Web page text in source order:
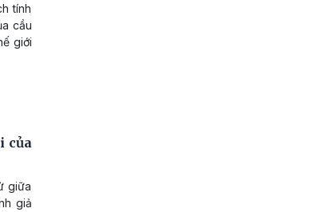
tính
cầu
giới
của
giữa
giả